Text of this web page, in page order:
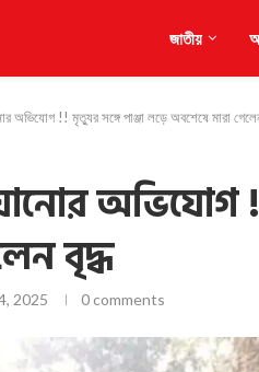
জাতীয়
অভিযোগ !! মৃত্যুর সঙ্গে পাঞ্জা লড়ে অবশেষে মারা
অভিযোগ
বৃদ্ধ
2025 0 comments